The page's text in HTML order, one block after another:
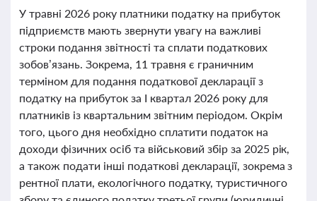
У травні 2026 року платники податку на прибуток
підприємств мають звернути увагу на важливі
строки подання звітності та сплати податкових
зобов’язань. Зокрема, 11 травня є граничним
терміном для подання податкової декларації з
податку на прибуток за І квартал 2026 року для
платників із квартальним звітним періодом. Окрім
того, цього дня необхідно сплатити податок на
доходи фізичних осіб та військовий збір за 2025 рік,
а також подати інші податкові декларації, зокрема з
рентної плати, екологічного податку, туристичного